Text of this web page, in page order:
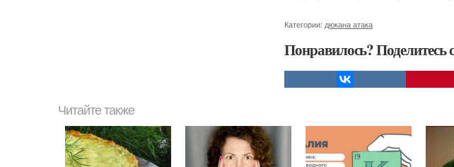
Категории: дюкана атака
Понравилось? Поделитесь
Читайте также